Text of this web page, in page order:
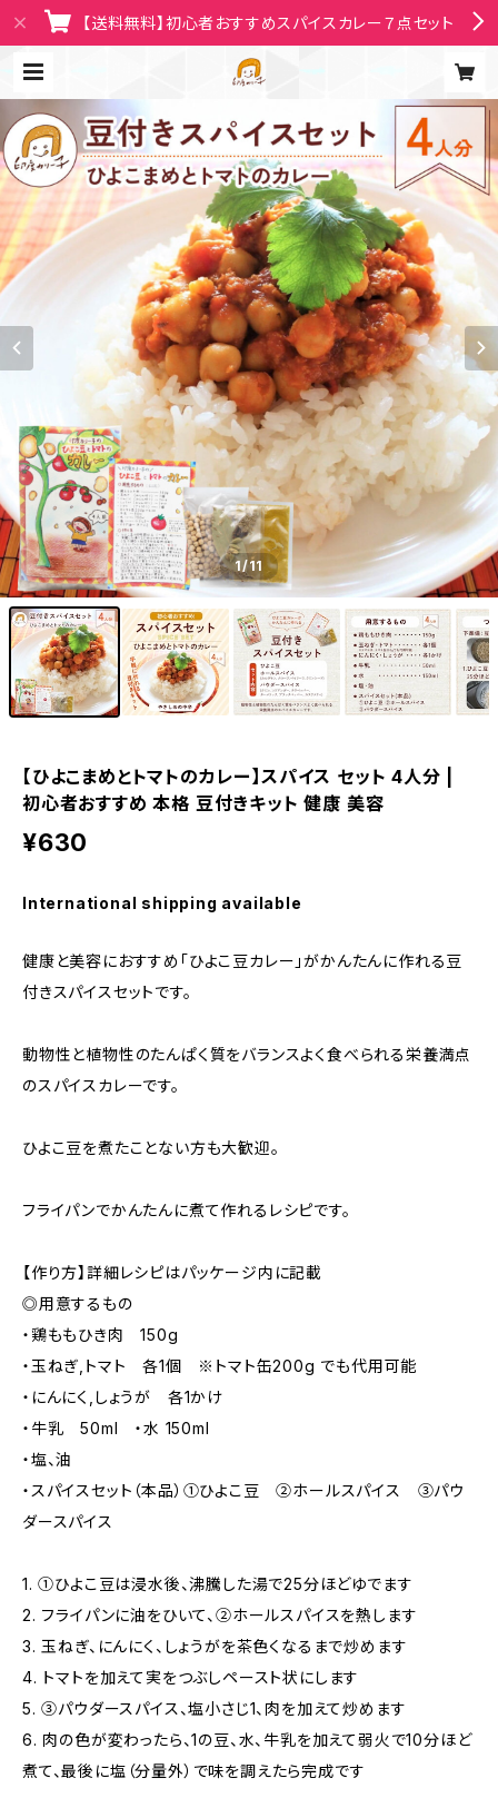
【送料無料】初心者おすすめスパイスカレー７点セット
1/11
【ひよこまめとトマトのカレー】スパイス セット 4人分 |
初心者おすすめ 本格 豆付きキット 健康 美容
¥630
International shipping available
健康と美容におすすめ「ひよこ豆カレー」がかんたんに作れる豆
付きスパイスセットです。
動物性と植物性のたんぱく質をバランスよく食べられる栄養満点
のスパイスカレーです。
ひよこ豆を煮たことない方も大歓迎。
フライパンでかんたんに煮て作れるレシピです。
【作り方】詳細レシピはパッケージ内に記載
◎用意するもの
・鶏ももひき肉 150g
・玉ねぎ,トマト 各1個 ※トマト缶200g でも代用可能
・にんにく,しょうが 各1かけ
・牛乳 50ml ・水 150ml
・塩、油
・スパイスセット（本品）①ひよこ豆 ②ホールスパイス ③パウ
ダースパイス
1. ①ひよこ豆は浸水後、沸騰した湯で25分ほどゆでます
2. フライパンに油をひいて、②ホールスパイスを熱します
3. 玉ねぎ、にんにく、しょうがを茶色くなるまで炒めます
4. トマトを加えて実をつぶしペースト状にします
5. ③パウダースパイス、塩小さじ1、肉を加えて炒めます
6. 肉の色が変わったら、1の豆、水、牛乳を加えて弱火で10分ほど
煮て、最後に塩（分量外）で味を調えたら完成です